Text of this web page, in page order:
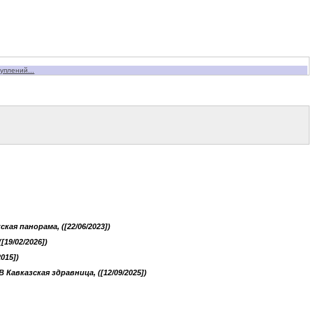
панорама, ([22/06/2023])
02/2026])
Кавказская здравница, ([12/09/2025])